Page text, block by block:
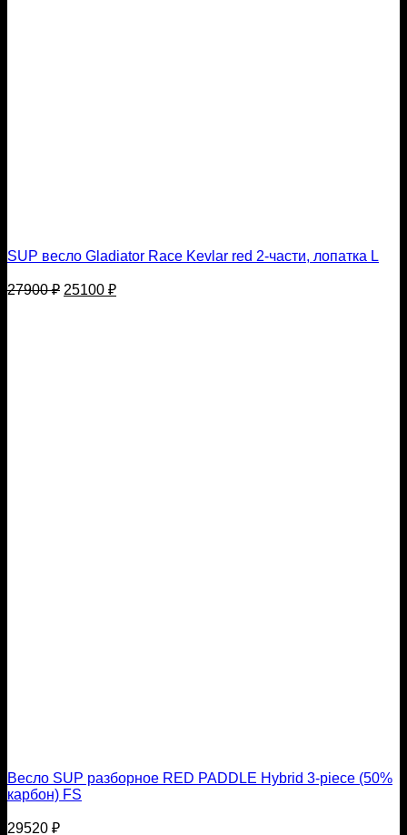
SUP весло Gladiator Race Kevlar red 2-части, лопатка L
27900₽ Первоначальная
25100 ₽Текущая
Весло SUP разборное RED PADDLE Hybrid 3-piece (50%
карбон) FS
29520 ₽